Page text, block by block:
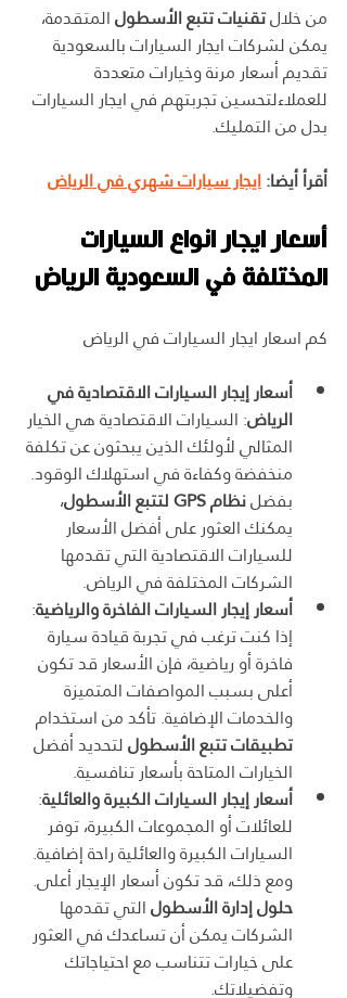
من خلال تقنيات تتبع الأسطول المتقدمة،
يمكن لشركات ايجار السيارات بالسعودية
تقديم أسعار مرنة وخيارات متعددة
للعملاءلتحسين تجربتهم في ايجار السيارات
بدل من التمليك.
أقرأ أيضا: ايجار سيارات شهري في الرياض
أسعار ايجار انواع السيارات
المختلفة في السعودية الرياض
كم اسعار ايجار السيارات في الرياض
أسعار إيجار السيارات الاقتصادية في
الرياض: السيارات الاقتصادية هي الخيار
المثالي لأولئك الذين يبحثون عن تكلفة
منخفضة وكفاءة في استهلاك الوقود.
بفضل نظام GPS لتتبع الأسطول
،
يمكنك العثور على أفضل الأسعار
للسيارات الاقتصادية التي تقدمها
الشركات المختلفة في الرياض.
أسعار إيجار السيارات الفاخرة والرياضية:
إذا كنت ترغب في تجربة قيادة سيارة
فاخرة أو رياضية، فإن الأسعار قد تكون
أعلى بسبب المواصفات المتميزة
والخدمات الإضافية. تأكد من استخدام
تطبيقات تتبع الأسطول لتحديد أفضل
الخيارات المتاحة بأسعار تنافسية.
أسعار إيجار السيارات الكبيرة والعائلية:
للعائلات أو المجموعات الكبيرة، توفر
السيارات الكبيرة والعائلية راحة إضافية.
ومع ذلك، قد تكون أسعار الإيجار أعلى.
حلول إدارة الأسطول التي تقدمها
الشركات يمكن أن تساعدك في العثور
على خيارات تتناسب مع احتياجاتك
وتفضيلاتك.